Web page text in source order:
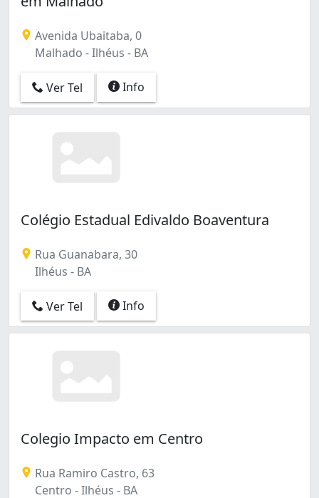
São Francisco (2)
Avenida Ubaitaba, 0
Malhado - Ilhéus - BA
Ver Tel Info
Colégio Estadual Edivaldo Boaventura
Rua Guanabara, 30
Ilhéus - BA
Ver Tel Info
Colegio Impacto em Centro
Rua Ramiro Castro, 63
Centro - Ilhéus - BA